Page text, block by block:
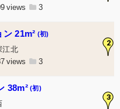
3
2
21m² (初)
江北
3
3
38m² (初)